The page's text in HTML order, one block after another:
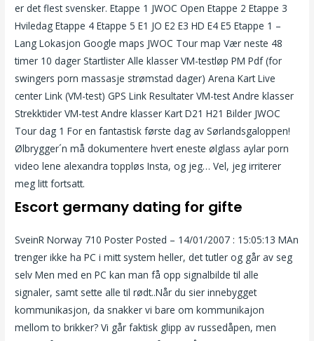
er det flest svensker. Etappe 1 JWOC Open Etappe 2 Etappe 3
Hviledag Etappe 4 Etappe 5 E1 JO E2 E3 HD E4 E5 Etappe 1 –
Lang Lokasjon Google maps JWOC Tour map Vær neste 48
timer 10 dager Startlister Alle klasser VM-testløp PM Pdf (for
swingers porn massasje strømstad dager) Arena Kart Live
center Link (VM-test) GPS Link Resultater VM-test Andre klasser
Strekktider VM-test Andre klasser Kart D21 H21 Bilder JWOC
Tour dag 1 For en fantastisk første dag av Sørlandsgaloppen!
Ølbrygger´n må dokumentere hvert eneste ølglass aylar porn
video lene alexandra toppløs Insta, og jeg… Vel, jeg irriterer
meg litt fortsatt.
Escort germany dating for gifte
SveinR Norway 710 Poster Posted – 14/01/2007 : 15:05:13 MAn
trenger ikke ha PC i mitt system heller, det tutler og går av seg
selv Men med en PC kan man få opp signalbilde til alle
signaler, samt sette alle til rødt..Når du sier innebygget
kommunikasjon, da snakker vi bare om kommunikajon
mellom to brikker? Vi går faktisk glipp av russedåpen, men